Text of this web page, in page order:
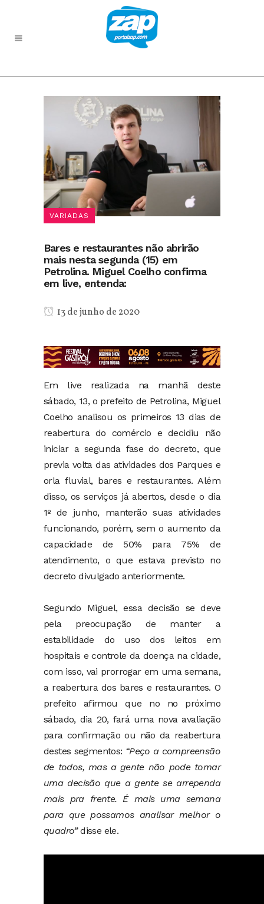
VARIADAS
Bares e restaurantes não abrirão
mais nesta segunda (15) em
Petrolina. Miguel Coelho confirma
em live, entenda:
13 de junho de 2020
Em live realizada na manhã deste
sábado, 13, o prefeito de Petrolina, Miguel
Coelho analisou os primeiros 13 dias de
reabertura do comércio e decidiu não
iniciar a segunda fase do decreto, que
previa volta das atividades dos Parques e
orla fluvial, bares e restaurantes. Além
disso, os serviços já abertos, desde o dia
1º de junho, manterão suas atividades
funcionando, porém, sem o aumento da
capacidade de 50% para 75% de
atendimento, o que estava previsto no
decreto divulgado anteriormente.
Segundo Miguel, essa decisão se deve
pela preocupação de manter a
estabilidade do uso dos leitos em
hospitais e controle da doença na cidade,
com isso, vai prorrogar em uma semana,
a reabertura dos bares e restaurantes. O
prefeito afirmou que no no próximo
sábado, dia 20, fará uma nova avaliação
para confirmação ou não da reabertura
destes segmentos: “Peço a compreensão
de todos, mas a gente não pode tomar
uma decisão que a gente se arrependa
mais pra frente. É mais uma semana
para que possamos analisar melhor o
quadro”disse ele.